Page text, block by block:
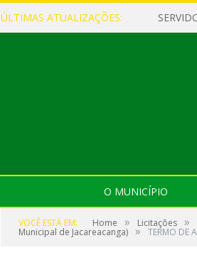
ÚLTIMAS ATUALIZAÇÕES:
O MUNICÍPIO
VOCÊ ESTÁ EM: Home » Licitações »
Municipal de Jacareacanga) » TERMO DE